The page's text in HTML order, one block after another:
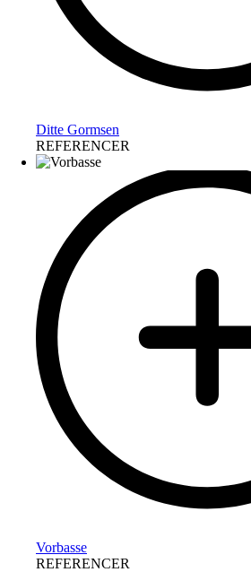
Ditte Gormsen
REFERENCER
Vorbasse
REFERENCER